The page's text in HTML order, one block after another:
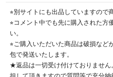
⭐︎別サイトにも出品していますので
⭐︎コメント中でも先に購入された方
い。
⭐︎ご購入いただいた商品は破損な
包で発送いたします。
★返品は一切受け付けておりませ